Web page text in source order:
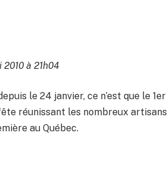
à 21h04
le 24 janvier, ce n’est que le
réunissant les nombreux
au Québec.